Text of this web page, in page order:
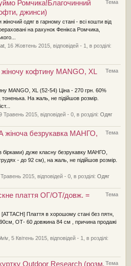
Тема
Ромчика!Благочинний
джинси)
одяг в гарному стані - всі кошти від
на рахунок Фенікса Ромчика,
16 Жовтень 2015 , відповідей - 1, в розділі:
Тема
кофтину MANGO, XL
MANGO, XL (52-54) Ціна - 270 грн. 60%
На жаль, не підійшов розмір.
Травень 2015 , відповідей - 0, в розділі: Одяг
Тема
жіноча безрукавка МАНГО,
дуже класну безрукавку МАНГО,
- до 92 см), на жаль, не підійшов розмір.
Травень 2015 , відповідей - 0, в розділі: Одяг
Тема
плаття ОГ/ОТ/довж. =
Плаття в хорошому стані без пятн,
ОТ- 60 довжина 84 см , причина продажі
5 Квітень 2015 , відповідей - 1, в розділі:
Тема
Outdoor Research (розм.